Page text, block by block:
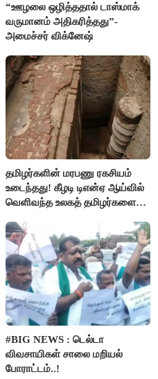
“ஊழலை ஒழித்ததால் டாஸ்மாக்
வருமானம் அதிகரித்தது”-
அமைச்சர் விக்னேஷ்
தமிழர்களின் மரபணு ரகசியம்
உடைந்தது! கீழடி டிஎன்ஏ ஆய்வில்
வெளிவந்த உலகத் தமிழர்களை
#BIG NEWS : டெல்டா
விவசாயிகள் சாலை மறியல்
போராட்டம்..!